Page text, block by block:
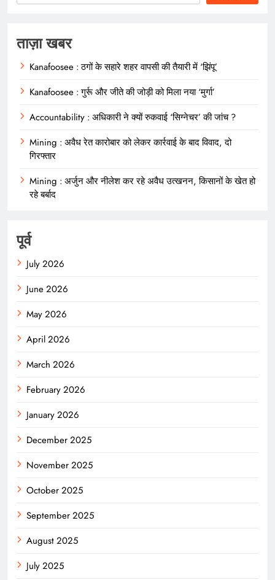
ताज़ा खबर
Kanafoosee : ठगों के सहारे शहर वापसी की तैयारी में ‘झिंपू’
Kanafoosee : गुर्रू और जीते की जोड़ी को मिला नया ‘मुर्गा’
Accountability : अधिकारी ने क्यों रुकवाई ‘सिग्नेचर’ की जांच ?
Mining : अवैध रेत कारोबार को लेकर कार्रवाई के बाद विवाद, दो
गिरफ्तार
Mining : अर्जुन और नीलेश कर रहे अवैध उत्खनन, किसानों के खेत हो
रहे बर्बाद
पूर्व
July 2026
June 2026
May 2026
April 2026
March 2026
February 2026
January 2026
December 2025
November 2025
October 2025
September 2025
August 2025
July 2025